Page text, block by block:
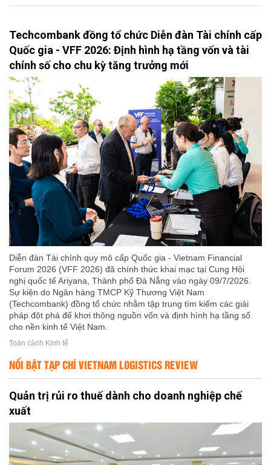
Techcombank đồng tổ chức Diễn đàn Tài chính cấp
Quốc gia - VFF 2026: Định hình hạ tầng vốn và tài
chính số cho chu kỳ tăng trưởng mới
Diễn đàn Tài chính quy mô cấp Quốc gia - Vietnam Financial
Forum 2026 (VFF 2026) đã chính thức khai mạc tại Cung Hội
nghị quốc tế Ariyana, Thành phố Đà Nẵng vào ngày 09/7/2026.
Sự kiện do Ngân hàng TMCP Kỹ Thương Việt Nam
(Techcombank) đồng tổ chức nhằm tập trung tìm kiếm các giải
pháp đột phá để khơi thông nguồn vốn và định hình hạ tầng số
cho nền kinh tế Việt Nam.
Toàn cảnh Kinh tế
NỔI BẬT TẠP CHÍ VIETNAM LOGISTICS REVIEW
Quản trị rủi ro thuế dành cho doanh nghiệp chế
xuất